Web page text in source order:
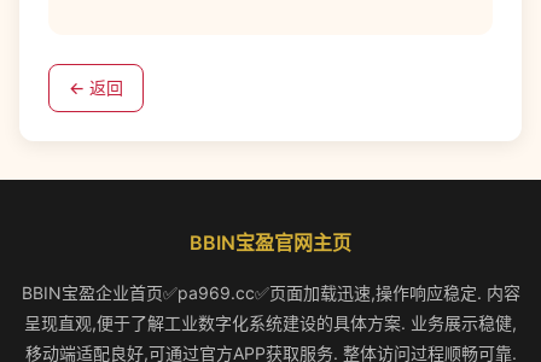
← 返回
BBIN宝盈官网主页
BBIN宝盈企业首页✅pa969.cc✅页面加载迅速,操作响应稳定. 内容
呈现直观,便于了解工业数字化系统建设的具体方案. 业务展示稳健,
移动端适配良好,可通过官方APP获取服务. 整体访问过程顺畅可靠.